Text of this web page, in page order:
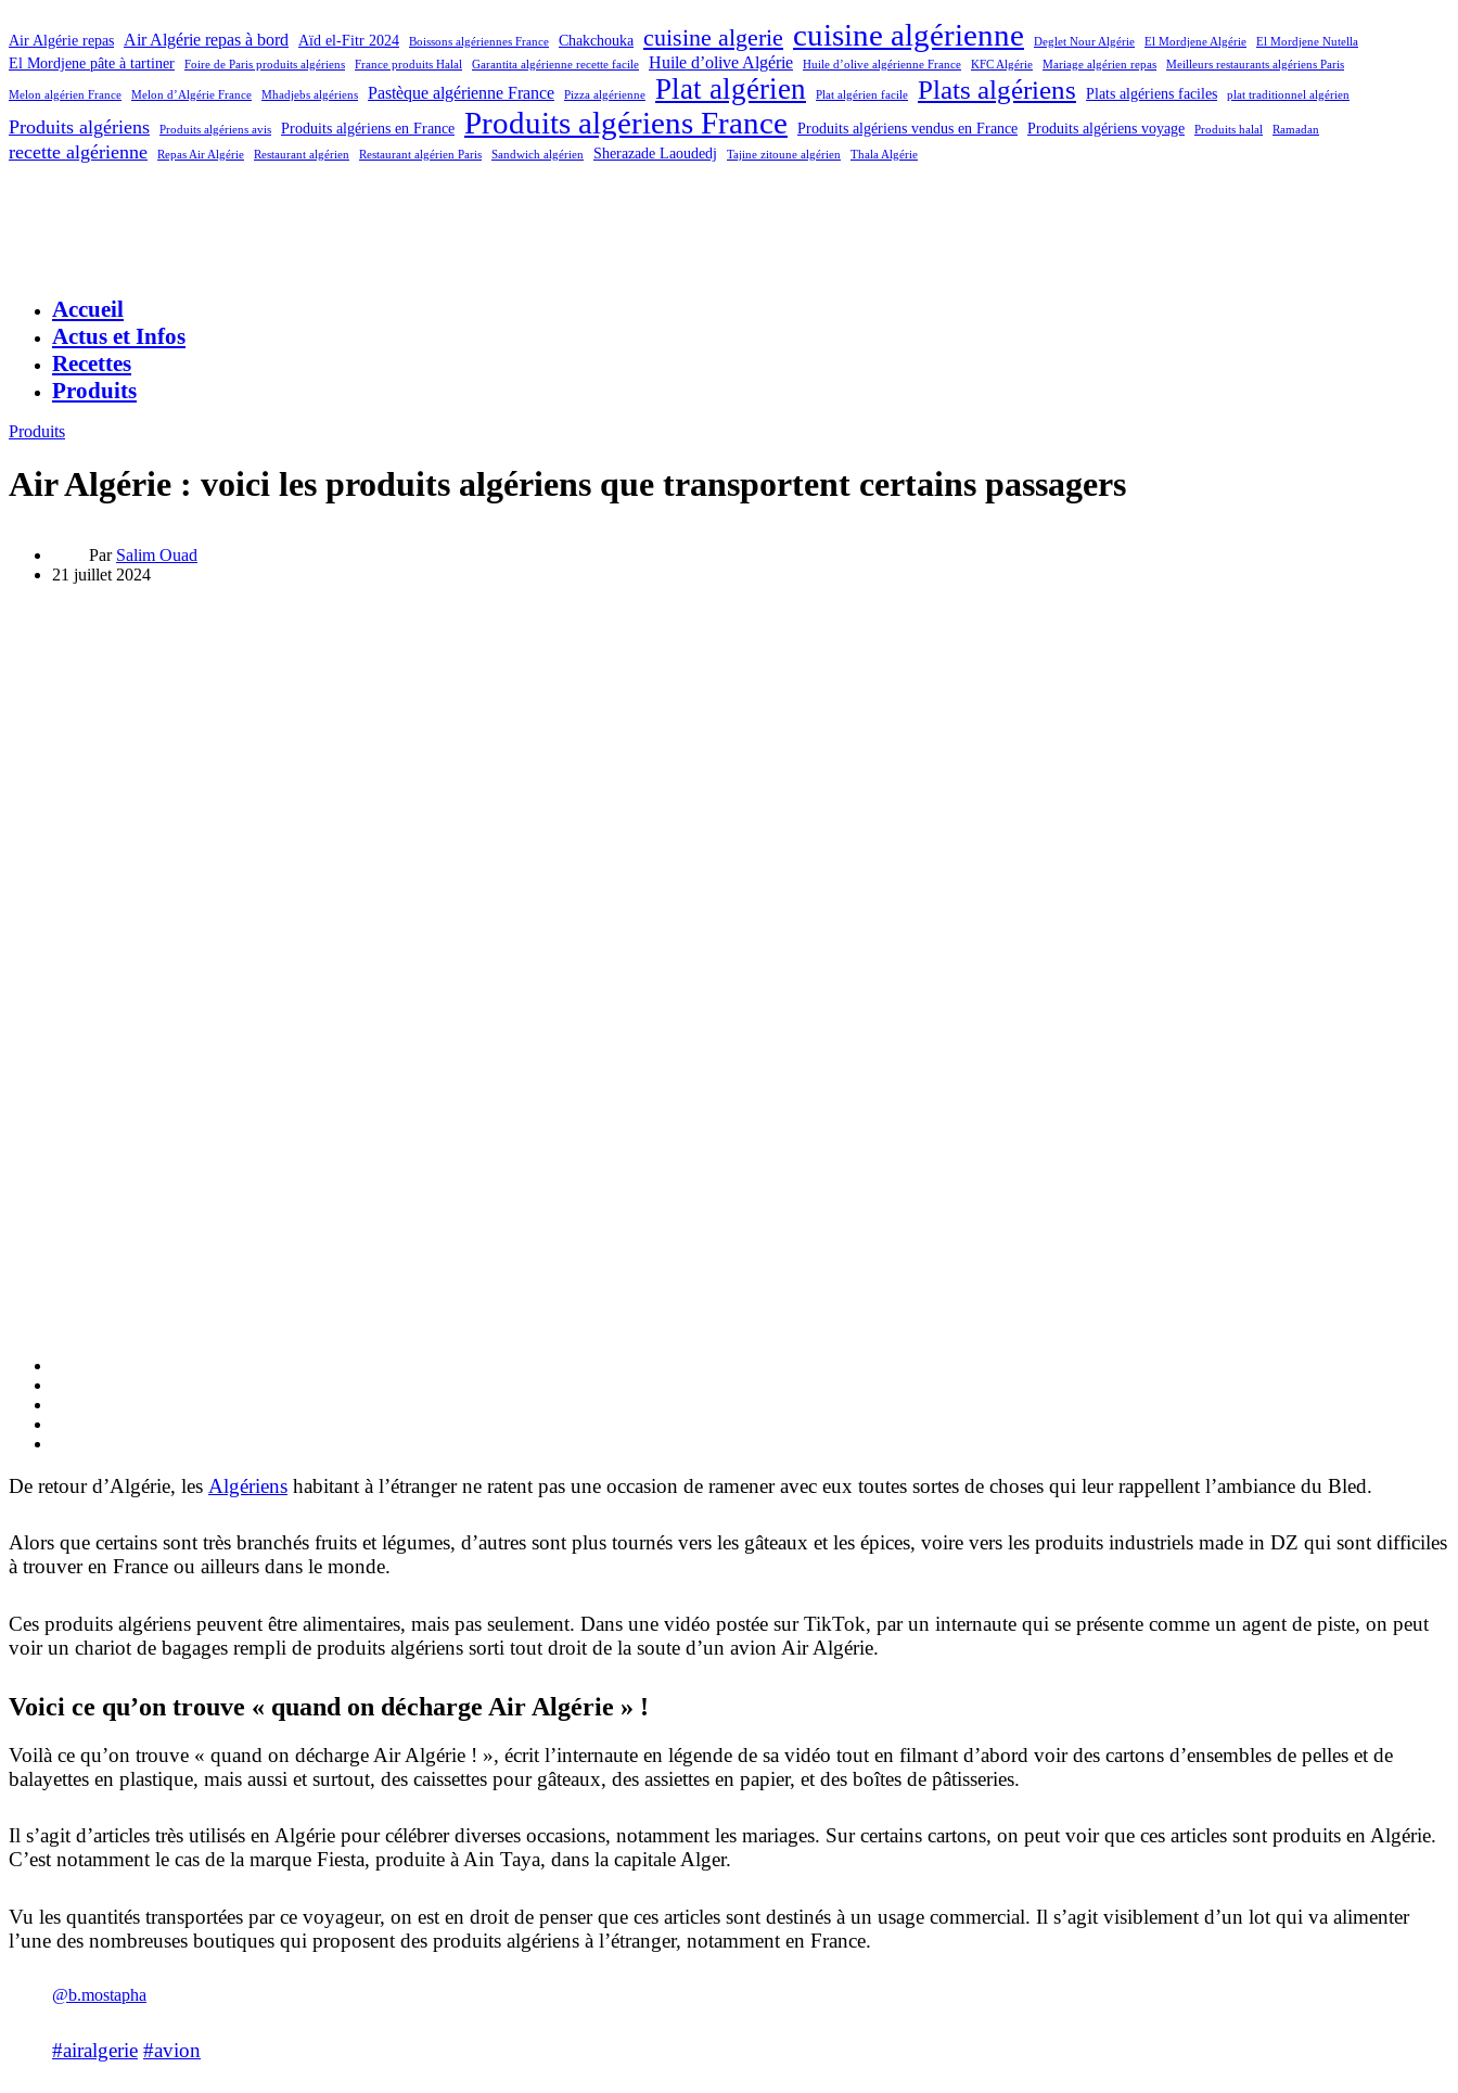
Air Algérie repas Air Algérie repas à bord Aïd el-Fitr 2024 Boissons algériennes France Chakchouka cuisine algerie cuisine algérienne Deglet Nour Algérie El Mordjene Algérie El Mordjene Nutella
El Mordjene pâte à tartiner Foire de Paris produits algériens France produits Halal Garantita algérienne recette facile Huile d’olive Algérie Huile d’olive algérienne France KFC Algérie Mariage algérien repas Meilleurs restaurants algériens Paris
Melon algérien France Melon d’Algérie France Mhadjebs algériens Pastèque algérienne France Pizza algérienne Plat algérien Plat algérien facile Plats algériens Plats algériens faciles plat traditionnel algérien
Produits algériens Produits algériens avis Produits algériens en France Produits algériens France Produits algériens vendus en France Produits algériens voyage Produits halal Ramadan
recette algérienne Repas Air Algérie Restaurant algérien Restaurant algérien Paris Sandwich algérien Sherazade Laoudedj Tajine zitoune algérien Thala Algérie
Accueil
Actus et Infos
Recettes
Produits
Produits
Air Algérie : voici les produits algériens que transportent certains passagers
Par Salim Ouad
21 juillet 2024
De retour d’Algérie, les Algériens habitant à l’étranger ne ratent pas une occasion de ramener avec eux toutes sortes de choses qui leur rappellent l’ambiance du Bled.
Alors que certains sont très branchés fruits et légumes, d’autres sont plus tournés vers les gâteaux et les épices, voire vers les produits industriels made in DZ qui sont difficiles
à trouver en France ou ailleurs dans le monde.
Ces produits algériens peuvent être alimentaires, mais pas seulement. Dans une vidéo postée sur TikTok, par un internaute qui se présente comme un agent de piste, on peut
voir un chariot de bagages rempli de produits algériens sorti tout droit de la soute d’un avion Air Algérie.
Voici ce qu’on trouve « quand on décharge Air Algérie » !
Voilà ce qu’on trouve « quand on décharge Air Algérie ! », écrit l’internaute en légende de sa vidéo tout en filmant d’abord voir des cartons d’ensembles de pelles et de
balayettes en plastique, mais aussi et surtout, des caissettes pour gâteaux, des assiettes en papier, et des boîtes de pâtisseries.
Il s’agit d’articles très utilisés en Algérie pour célébrer diverses occasions, notamment les mariages. Sur certains cartons, on peut voir que ces articles sont produits en Algérie.
C’est notamment le cas de la marque Fiesta, produite à Ain Taya, dans la capitale Alger.
Vu les quantités transportées par ce voyageur, on est en droit de penser que ces articles sont destinés à un usage commercial. Il s’agit visiblement d’un lot qui va alimenter
l’une des nombreuses boutiques qui proposent des produits algériens à l’étranger, notamment en France.
@b.mostapha
#airalgerie #avion